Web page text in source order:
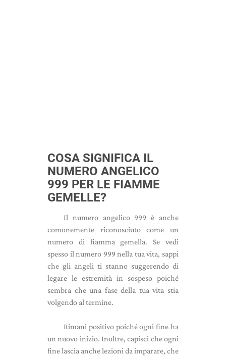
COSA SIGNIFICA IL
NUMERO ANGELICO
999 PER LE FIAMME
GEMELLE?
Il numero angelico 999 è anche
comunemente riconosciuto come un
numero di fiamma gemella. Se vedi
spesso il numero 999 nella tua vita, sappi
che gli angeli ti stanno suggerendo di
legare le estremità in sospeso poiché
sembra che una fase della tua vita stia
volgendo al termine.
Rimani positivo poiché ogni fine ha
un nuovo inizio. Inoltre, capisci che ogni
fine lascia anche lezioni da imparare, che